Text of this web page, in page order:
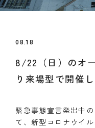
08.18
8/22（日）のオ
り来場型で開催
緊急事態宣言発出中
て、新型コロナウイ